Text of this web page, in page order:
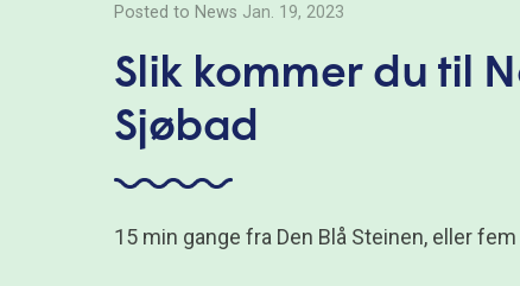
Posted to News Jan. 19, 2023
Slik kommer du til
Sjøbad
15 min gange fra Den Blå Steinen, eller